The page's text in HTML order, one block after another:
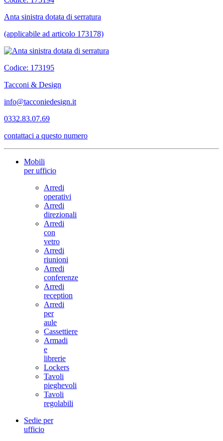
Anta sinistra dotata di serratura
(applicabile ad articolo 173178)
Codice: 173195
Tacconi & Design
info@tacconiedesign.it
0332.83.07.69
contattaci a questo numero
Mobili
per ufficio
Arredi
operativi
Arredi
direzionali
Arredi
con
vetro
Arredi
riunioni
Arredi
conferenze
Arredi
reception
Arredi
per
aule
Cassettiere
Armadi
e
librerie
Lockers
Tavoli
pieghevoli
Tavoli
regolabili
Sedie per
ufficio